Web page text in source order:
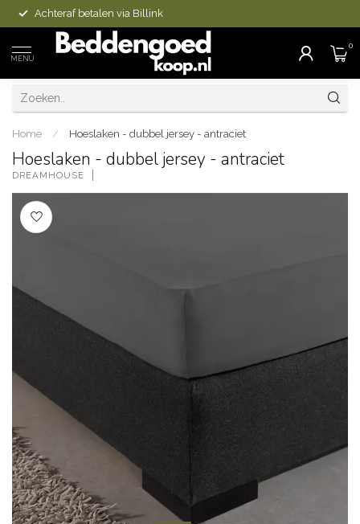
Achteraf betalen via Billink
MENU
0
Home / Hoeslaken - dubbel jersey - antraciet
Hoeslaken - dubbel jersey - antraciet
DREAMHOUSE